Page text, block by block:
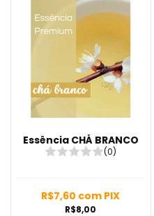
Essência CHÁ BRANCO
(0)
R$8,00
R$7,60 com PIX